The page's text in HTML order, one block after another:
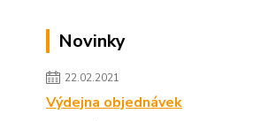
Novinky
22.02.2021
Výdejna objednávek